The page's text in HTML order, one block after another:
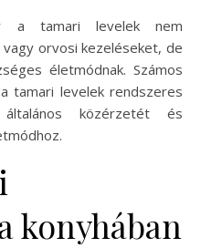
a tamari levelek nem
orvosi kezeléseket, de
életmódnak. Számos
tamari levelek rendszeres
közérzetét és
konyhában